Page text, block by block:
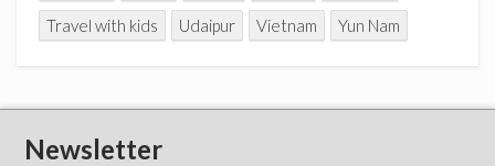
Travel with kids
Udaipur Vietnam Yun Nam
Newsletter